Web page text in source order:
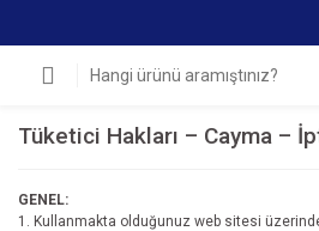
Tüketici Hakları – Cayma –
GENEL:
1. Kullanmakta olduğunuz web sitesi